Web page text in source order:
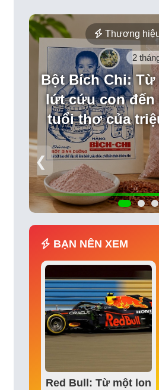
Thương
2
Bột Bích Chi: Từ
lứt cứu con
tuổi thơ của
❮
BẠN NÊN XEM
Red Bull: Từ một lon